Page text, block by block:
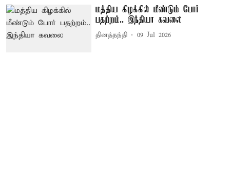
மத்திய கிழக்கில் மீண்டும் போர்
பதற்றம்.. இந்தியா கவலை
தினத்தந்தி 09 Jul 2026